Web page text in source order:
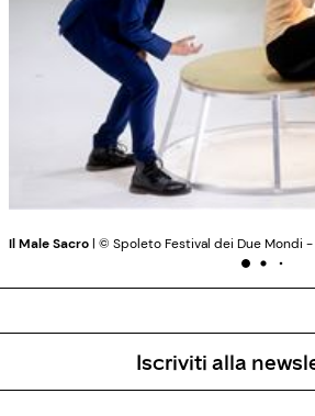
Il Male Sacro| ©️ Spoleto Festival dei Due Mondi -
Iscriviti alla